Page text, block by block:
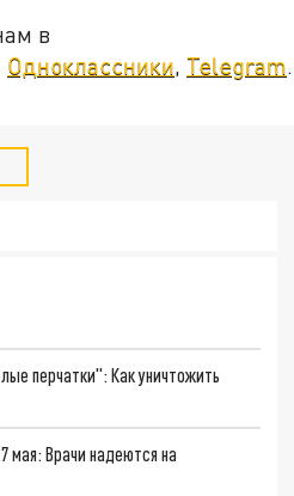
в
Одноклассники, Telegram.
перчатки": Как уничтожить
мая: Врачи надеются на